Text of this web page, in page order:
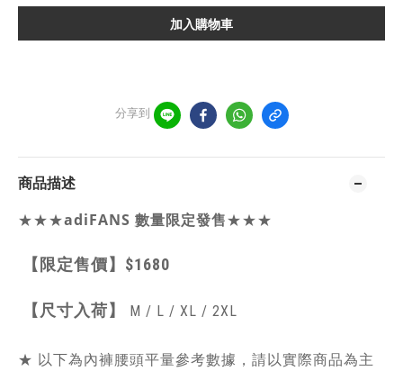
加入購物車
分享到
商品描述
★★★adiFANS 數量限定發售★★★
【限定售價】 $1680
【 尺寸入荷】 M / L / XL / 2XL
★ 以下為內褲腰頭平量參考數據，請以實際商品為主